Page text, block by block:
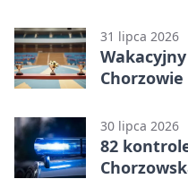
31 lipca 2026
30 lipca 2026
82